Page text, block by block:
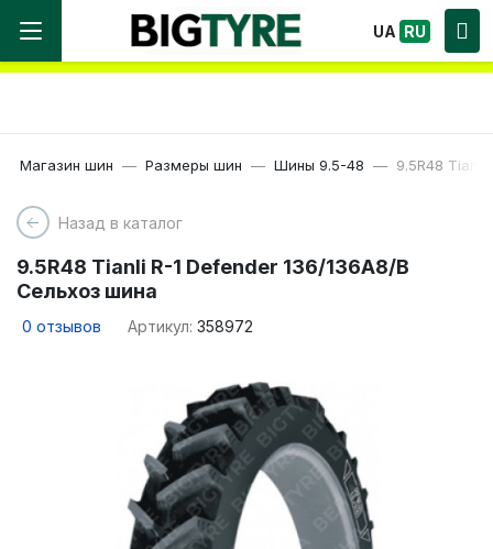
Мы работаем! Большой выбор Шин, быстрая
доставка по Украине!
UA RU
Магазин шин Размеры шин Шины 9.5-48 9.5R48 Tianli
Назад в каталог
9.5R48 Tianli R-1 Defender 136/136A8/B
Сельхоз шина
0 отзывов Артикул: 358972